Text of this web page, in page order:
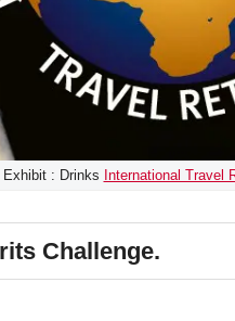
Exhibit : Drinks International Travel
Challenge.